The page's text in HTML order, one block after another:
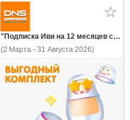
"Подписка Иви на 12 месяцев со скидкой при покупке ТВ!"
(2 Марта - 31 Августа 2026)